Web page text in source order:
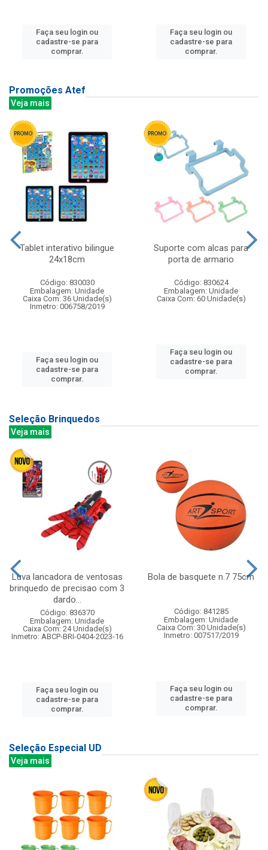
Faça seu login ou
cadastre-se para
comprar.
Faça seu login ou
cadastre-se para
comprar.
Promoções Atef
Veja mais
Tablet interativo bilingue
24x18cm
Código: 830030
Embalagem: Unidade
Caixa Com: 36 Unidade(s)
Inmetro: 006758/2019
Faça seu login ou
cadastre-se para
comprar.
Suporte com alcas para
porta de armario
Código: 830624
Embalagem: Unidade
Caixa Com: 60 Unidade(s)
Faça seu login ou
cadastre-se para
comprar.
Seleção Brinquedos
Veja mais
Luva lancadora de ventosas
brinquedo de precisao com 3
dardo...
Código: 836370
Embalagem: Unidade
Caixa Com: 24 Unidade(s)
Inmetro: ABCP-BRI-0404-2023-16
Faça seu login ou
cadastre-se para
comprar.
Bola de basquete n.7 75cm
Código: 841285
Embalagem: Unidade
Caixa Com: 30 Unidade(s)
Inmetro: 007517/2019
Faça seu login ou
cadastre-se para
comprar.
Seleção Especial UD
Veja mais